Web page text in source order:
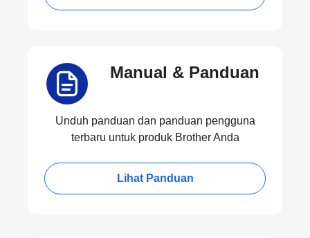
Manual & Panduan
Unduh panduan dan panduan pengguna
terbaru untuk produk Brother Anda
Lihat Panduan